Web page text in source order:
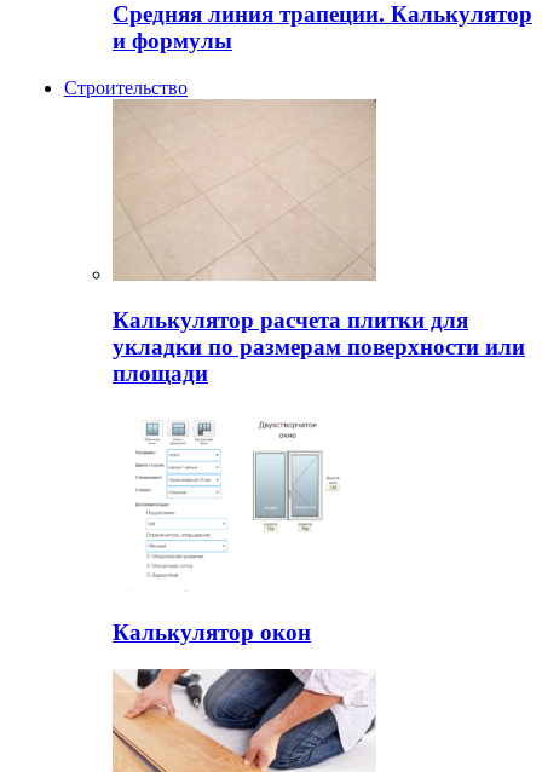
Средняя линия трапеции. Калькулятор
и формулы
Строительство
Калькулятор расчета плитки для
укладки по размерам поверхности или
площади
Калькулятор окон